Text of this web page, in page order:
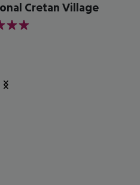
Cretan Village